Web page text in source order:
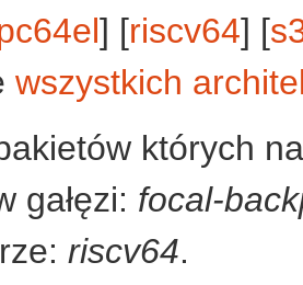
] [riscv64] [
wszystkich
których
gałęzi: focal-
riscv64.